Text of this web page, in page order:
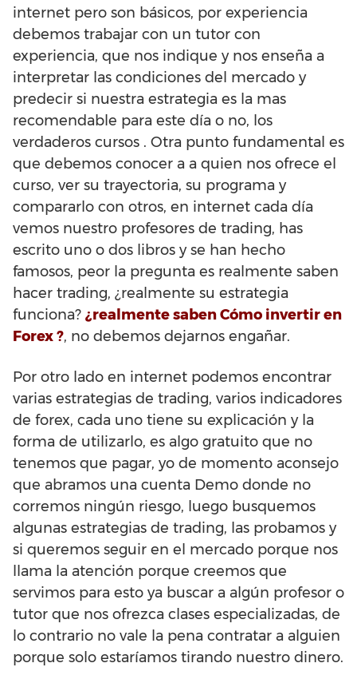
internet pero son básicos, por experiencia
debemos trabajar con un tutor con
experiencia, que nos indique y nos enseña a
interpretar las condiciones del mercado y
predecir si nuestra estrategia es la mas
recomendable para este día o no, los
verdaderos cursos . Otra punto fundamental es
que debemos conocer a a quien nos ofrece el
curso, ver su trayectoria, su programa y
compararlo con otros, en internet cada día
vemos nuestro profesores de trading, has
escrito uno o dos libros y se han hecho
famosos, peor la pregunta es realmente saben
hacer trading, ¿realmente su estrategia
funciona? ¿realmente saben Cómo invertir en
Forex ?, no debemos dejarnos engañar.
Por otro lado en internet podemos encontrar
varias estrategias de trading, varios indicadores
de forex, cada uno tiene su explicación y la
forma de utilizarlo, es algo gratuito que no
tenemos que pagar, yo de momento aconsejo
que abramos una cuenta Demo donde no
corremos ningún riesgo, luego busquemos
algunas estrategias de trading, las probamos y
si queremos seguir en el mercado porque nos
llama la atención porque creemos que
servimos para esto ya buscar a algún profesor o
tutor que nos ofrezca clases especializadas, de
lo contrario no vale la pena contratar a alguien
porque solo estaríamos tirando nuestro dinero.